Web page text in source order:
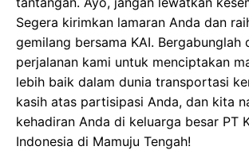
Segera kirimkan lamaran Anda dan
gemilang bersama KAI. Bergabunglah
perjalanan kami untuk menciptakan
lebih baik dalam dunia transportasi
kasih atas partisipasi Anda, dan kita
kehadiran Anda di keluarga besar PT
Indonesia di Mamuju Tengah!